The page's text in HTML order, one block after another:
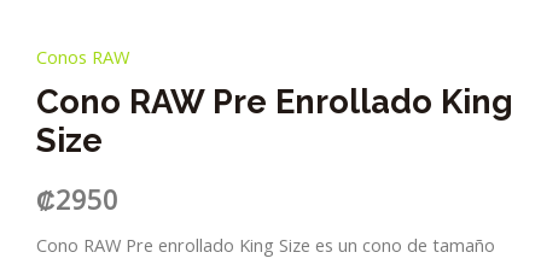
Conos RAW
Cono RAW Pre Enrollado King
Size
₡2950
Cono RAW Pre enrollado King Size es un cono de tamaño